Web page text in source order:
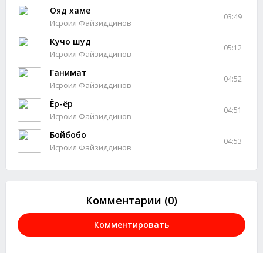
Ояд хаме
Исроил Файзиддинов
03:49
Кучо шуд
Исроил Файзиддинов
05:12
Ганимат
Исроил Файзиддинов
04:52
Ёр-ёр
Исроил Файзиддинов
04:51
Бойбобо
Исроил Файзиддинов
04:53
Комментарии (0)
Комментировать